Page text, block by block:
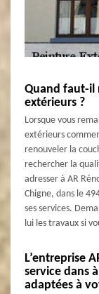
Quand faut-il
extérieurs ?
Lorsque vous
extérieurs
renouveler la
rechercher la
adresser à AR
Chigne, dans le
ses services.
lui les travaux si
L’entreprise
service dans
adaptées à